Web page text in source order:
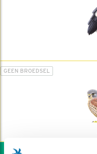
GEEN BROEDSEL